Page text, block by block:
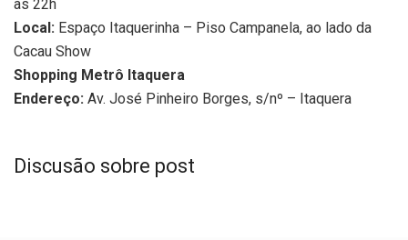
às 22h
Local: Espaço Itaquerinha – Piso Campanela, ao lado da
Cacau Show
Shopping Metrô Itaquera
Endereço: Av. José Pinheiro Borges, s/nº – Itaquera
Discusão sobre post